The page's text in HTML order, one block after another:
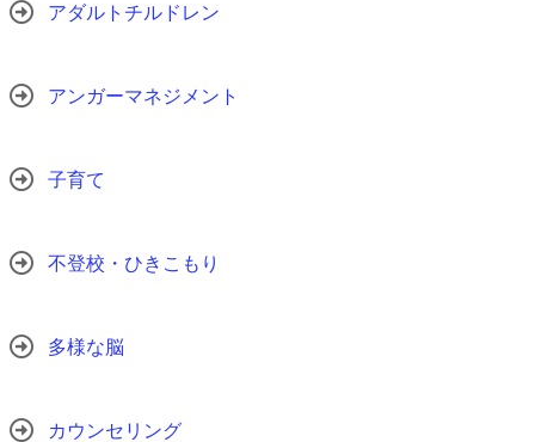
アダルトチルドレン
アンガーマネジメント
子育て
不登校・ひきこもり
多様な脳
カウンセリング